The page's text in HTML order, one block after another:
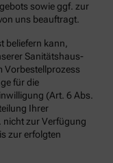
sowie ggf. zur
uns beauftragt.
beliefern kann,
Sanitätshaus-
Vorbestellprozess
für die
(Art. 6 Abs.
Ihrer
nicht zur Verfügung
zur erfolgten